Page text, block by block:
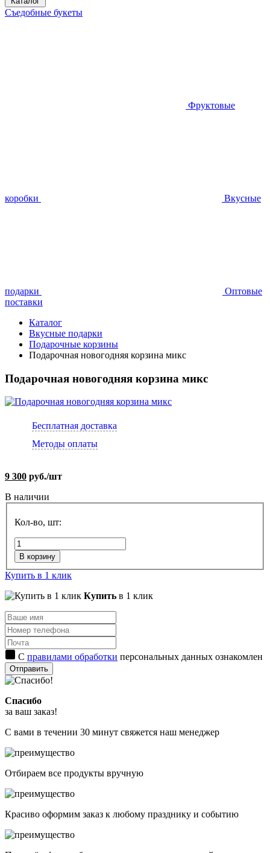
Съедобные букеты
Фруктовые
коробки Вкусные
подарки
Оптовые
поставки
Каталог
Вкусные подарки
Подарочные корзины
Подарочная новогодняя корзина микс
Подарочная новогодняя корзина микс
Бесплатная доставка
Методы оплаты
9 300 руб./шт
В наличии
Кол-во, шт:
В корзину
Купить в 1 клик
Купить в 1 клик
С правилами обработки персональных данных ознакомлен
Отправить
Спасибо
за ваш заказ!
С вами в течении 30 минут свяжется наш менеджер
Отбираем все продукты вручную
Красиво оформим заказ к любому празднику и событию